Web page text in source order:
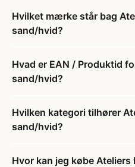
Hvilket mærke står bag
sand/hvid?
Hvad er EAN / Produktid
sand/hvid?
Hvilken kategori tilhører
sand/hvid?
Hvor kan jeg købe